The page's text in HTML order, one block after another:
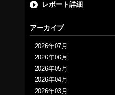
レポート詳細
アーカイブ
2026年07月
2026年06月
2026年05月
2026年04月
2026年03月